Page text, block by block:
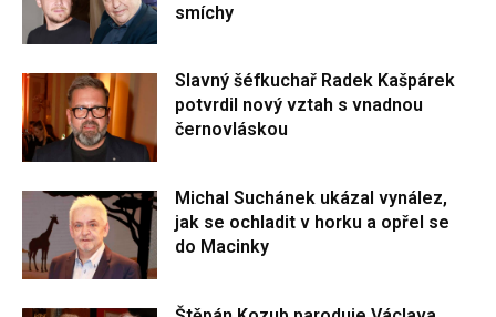
smíchy
Slavný šéfkuchař Radek Kašpárek
potvrdil nový vztah s vnadnou
černovláskou
Michal Suchánek ukázal vynález,
jak se ochladit v horku a opřel se
do Macinky